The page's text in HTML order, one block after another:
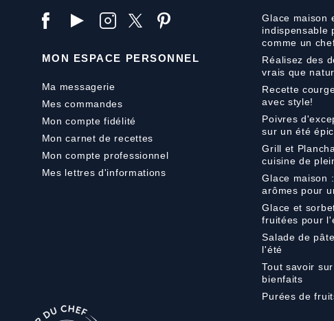
MON ESPACE PERSONNEL
Ma messagerie
Mes commandes
Mon compte fidélité
Mon carnet de recettes
Mon compte professionnel
Mes lettres d'informations
Glace maison
indispensable
comme un
Réalisez des
vrais que
Recette
avec style!
Poivres
sur un été
Grill et
cuisine de
Glace maison
arômes pour
Glace et
fruitées pour
Salade de
l'été
Tout savoir
bienfaits
Purées de